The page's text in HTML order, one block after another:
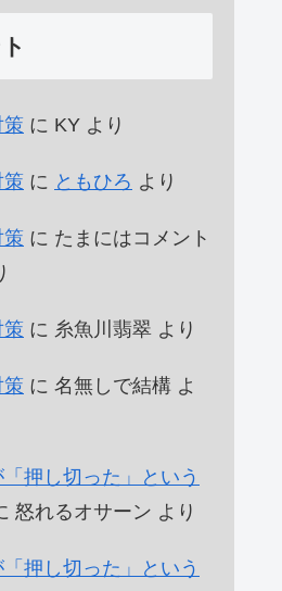
策 に KY より
策 に ともひろ より
策 に たまにはコメント
策 に 糸魚川翡翠 より
策 に 名無しで結構 よ
押し切った」という
怒れるオサーン より
押し切った」という